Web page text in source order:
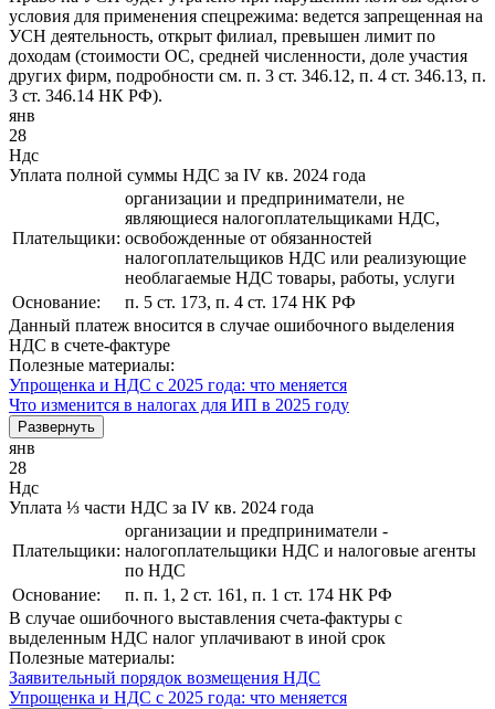
условия для применения спецрежима: ведется запрещенная на
УСН деятельность, открыт филиал, превышен лимит по
доходам (стоимости ОС, средней численности, доле участия
других фирм, подробности см. п. 3 ст. 346.12, п. 4 ст. 346.13, п.
3 ст. 346.14 НК РФ).
янв
28
Ндс
Уплата полной суммы НДС за IV кв. 2024 года
Плательщики:
организации и предприниматели, не
являющиеся налогоплательщиками НДС,
освобожденные от обязанностей
налогоплательщиков НДС или реализующие
необлагаемые НДС товары, работы, услуги
Основание:
п. 5 ст. 173, п. 4 ст. 174 НК РФ
Данный платеж вносится в случае ошибочного выделения
НДС в счете-фактуре
Полезные материалы:
Упрощенка и НДС с 2025 года: что меняется
Что изменится в налогах для ИП в 2025 году
Развернуть
янв
28
Ндс
Уплата ⅓ части НДС за IV кв. 2024 года
Плательщики:
организации и предприниматели -
налогоплательщики НДС и налоговые агенты
по НДС
Основание:
п. п. 1, 2 ст. 161, п. 1 ст. 174 НК РФ
В случае ошибочного выставления счета-фактуры с
выделенным НДС налог уплачивают в иной срок
Полезные материалы:
Заявительный порядок возмещения НДС
Упрощенка и НДС с 2025 года: что меняется